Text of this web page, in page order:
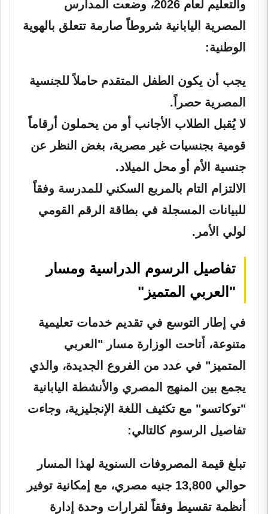
والتعليم لعام 2026، وضعت المدارس
المصرية اليابانية شروطاً صارمة تتعلق بالهوية
الوطنية:
يجب أن يكون الطفل المتقدم حاملاً للجنسية
المصرية حصراً.
لا يُقبل الطلاب الأجانب أو من يحملون أرقاماً
قومية بجنسيات غير مصرية، بغض النظر عن
جنسية الأم أو محل الميلاد.
الالتزام التام بالمربع السكني للمدرسة وفقاً
للبيانات المسجلة في بطاقة الرقم القومي
لولي الأمر.
تفاصيل الرسوم الدراسية ومسار
"العربي المتميز"
في إطار التوسع في تقديم خدمات تعليمية
متنوعة، أتاحت الوزارة مسار "العربي
المتميز" في عدد من الفروع الجديدة، والذي
يجمع بين المنهج المصري والأنشطة اليابانية
"توكاتسو" مع تكثيف اللغة الإنجليزية، وجاءت
تفاصيل الرسوم كالتالي:
تبلغ قيمة المصروفات السنوية لهذا المسار
حوالي 13,800 جنيه مصري، مع إمكانية توفير
أنظمة تقسيط وفقاً لقرارات وحدة إدارة